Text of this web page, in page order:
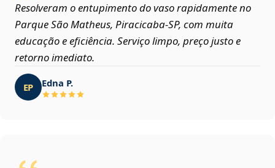
Resolveram o entupimento do vaso rapidamente no
Parque São Matheus, Piracicaba‑SP, com muita
educação e eficiência. Serviço limpo, preço justo e
retorno imediato.
EP Edna P.